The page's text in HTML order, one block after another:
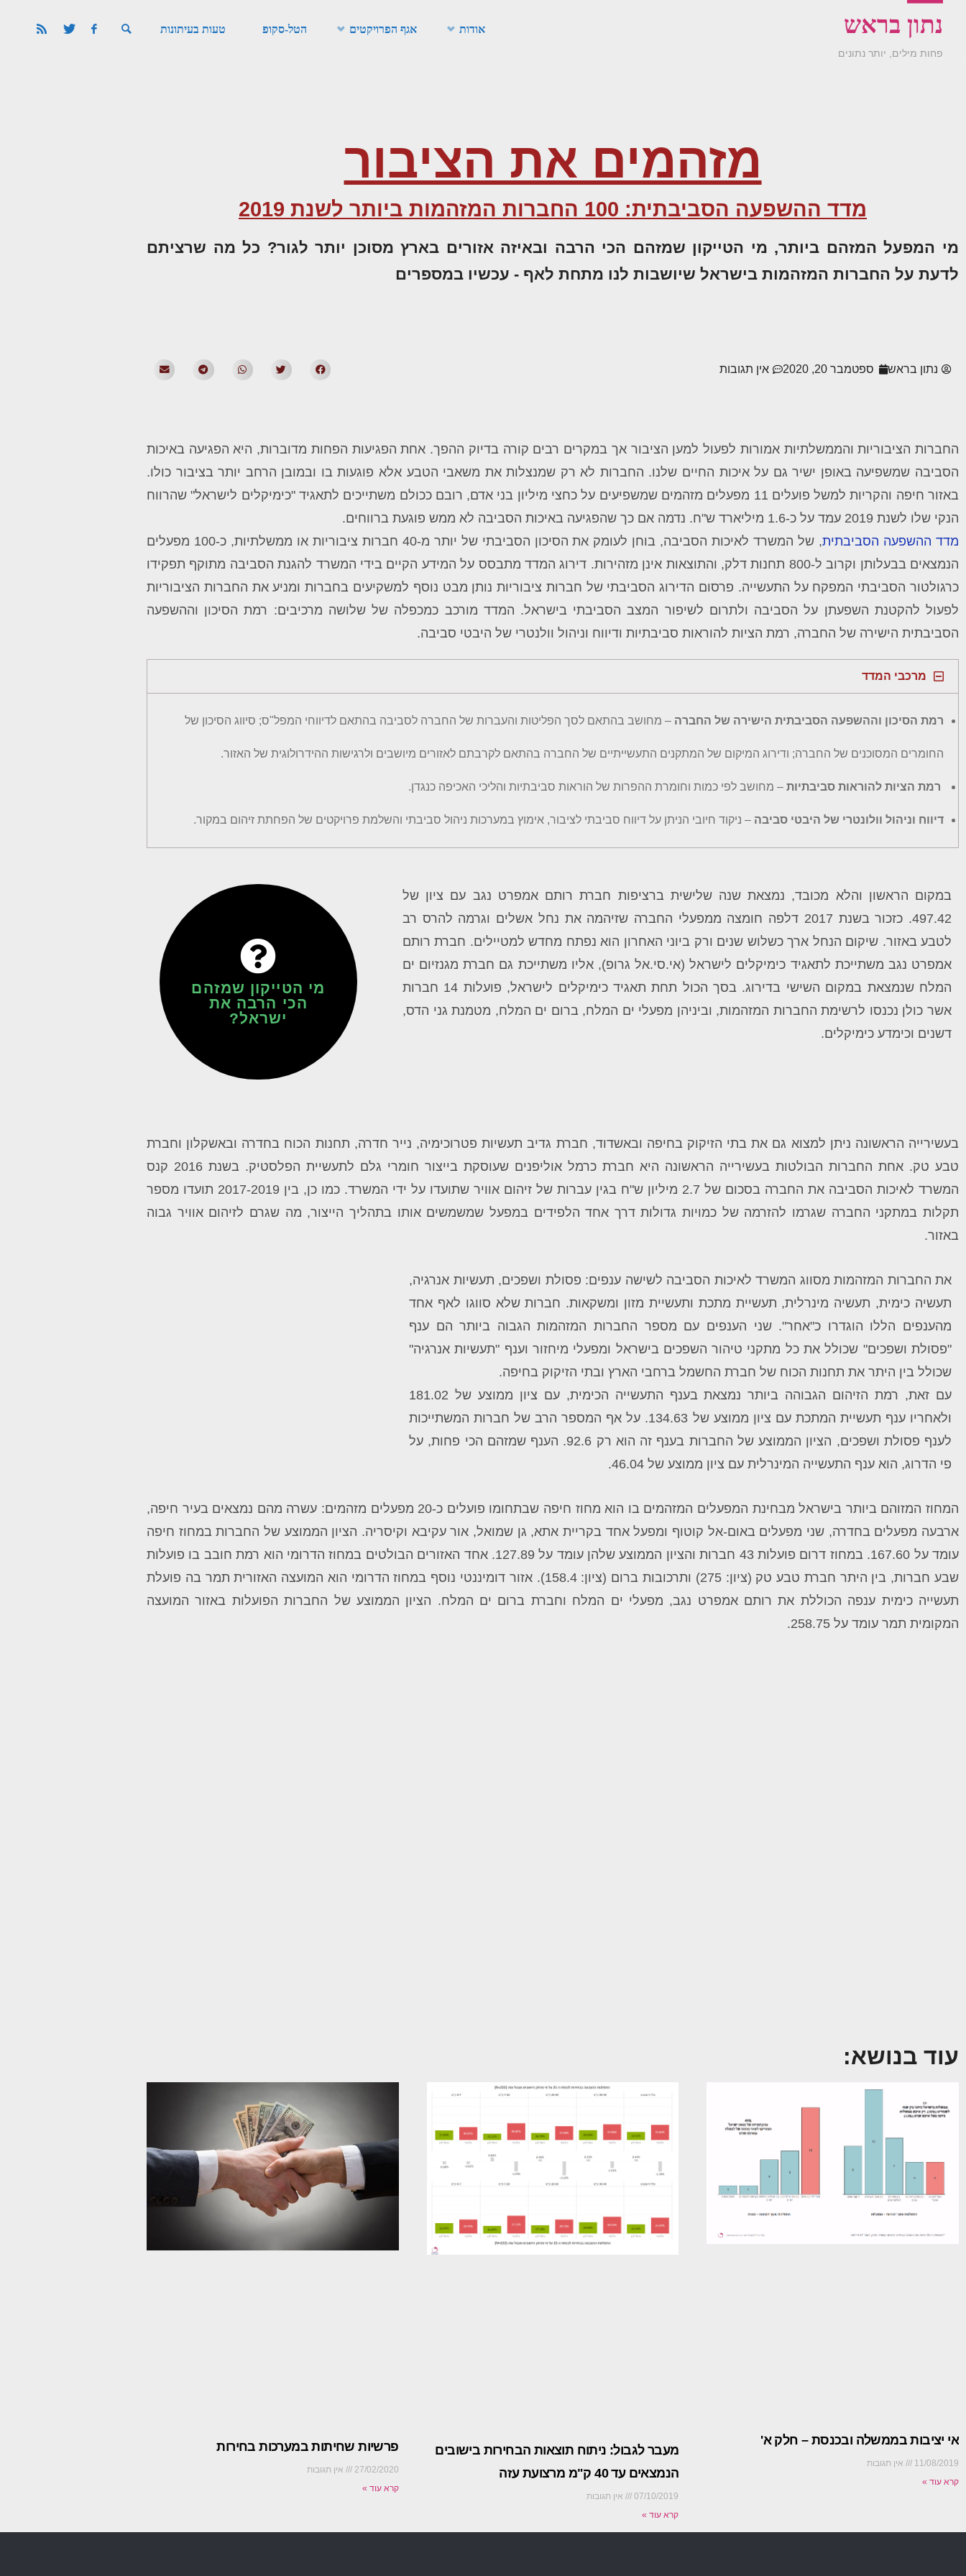
נתון בראש
פחות מילים, יותר נתונים
אודות אגף הפרויקטים הטל-סקופ טעות בעיתונות
מזהמים את הציבור
מדד ההשפעה הסביבתית: 100 החברות המזהמות ביותר לשנת 2019
מי המפעל המזהם ביותר, מי הטייקון שמזהם הכי הרבה ובאיזה אזורים בארץ מסוכן יותר לגור? כל מה שרציתם
לדעת על החברות המזהמות בישראל שיושבות לנו מתחת לאף - עכשיו במספרים
נתון בראש ספטמבר 20, 2020 אין תגובות
החברות הציבוריות והממשלתיות אמורות לפעול למען הציבור אך במקרים רבים קורה בדיוק ההפך. אחת הפגיעות הפחות מדוברות, היא הפגיעה באיכות
הסביבה שמשפיעה באופן ישיר גם על איכות החיים שלנו. החברות לא רק שמנצלות את משאבי הטבע אלא פוגעות בו ובמובן הרחב יותר בציבור כולו.
באזור חיפה והקריות למשל פועלים 11 מפעלים מזהמים שמשפיעים על כחצי מיליון בני אדם, רובם ככולם משתייכים לתאגיד "כימיקלים לישראל" ש
הרווח
הנקי שלו לשנת 2019 עמד על כ-1.6 מיליארד ש"ח. נדמה אם כך שהפגיעה באיכות הסביבה לא ממש פוגעת ברווחים.
מדד ההשפעה הסביבתית
, של המשרד לאיכות הסביבה, בוחן לעומק את הסיכון הסביבתי של יותר מ-40 חברות ציבוריות או ממשלתיות, כ-100 מפעלים
הנמצאים בבעלותן וקרוב ל-800 תחנות דלק, והתוצאות אינן מזהירות.
דירוג המדד מתבסס על המידע הקיים בידי המשרד להגנת הסביבה מתוקף תפקידו
כרגולטור הסביבתי המפקח על התעשייה. פרסום הדירוג הסביבתי של חברות ציבוריות נותן מבט נוסף למשקיעים בחברות ומניע את החברות הציבוריות
לפעול להקטנת השפעתן על הסביבה ולתרום לשיפור המצב הסביבתי בישראל. המדד מורכב כמכפלה של שלושה מרכיבים: רמת הסיכון וההשפעה
הסביבתית הישירה של החברה, רמת הציות להוראות סביבתיות ודיווח וניהול וולנטרי של היבטי סביבה.
מרכבי המדד
רמת הסיכון וההשפעה הסביבתית הישירה של החברה – מחושב בהתאם לסך הפליטות והעברות של החברה לסביבה בהתאם לדיווחי המפל"ס; סיווג הסיכון של
החומרים המסוכנים של החברה; ודירוג המיקום של המתקנים התעשייתיים של החברה בהתאם לקרבתם לאזורים מיושבים ולרגישות ההידרולוגית של האזור.
רמת הציות להוראות סביבתיות – מחושב לפי כמות וחומרת ההפרות של הוראות סביבתיות והליכי האכיפה כנגדן.
דיווח וניהול וולונטרי של היבטי סביבה – ניקוד חיובי הניתן על דיווח סביבתי לציבור, אימוץ במערכות ניהול סביבתי והשלמת פרויקטים של הפחתת זיהום במקור.
במקום הראשון והלא מכובד, נמצאת שנה שלישית ברציפות חברת רותם אמפרט נגב עם ציון של
497.42. כזכור בשנת 2017 דלפה חומצה ממפעלי החברה שזיהמה את נחל אשלים וגרמה להרס רב
לטבע באזור. שיקום הנחל ארך כשלוש שנים ורק ביוני האחרון הוא נפתח מחדש למטיילים. חברת רותם
אמפרט נגב משתייכת לתאגיד כימיקלים לישראל (אי.סי.אל גרופ), אליו משתייכת גם חברת מגנזיום ים
המלח שנמצאת במקום השישי בדירוג. בסך הכול תחת תאגיד כימיקלים לישראל, פועלות 14 חברות
אשר כולן נכנסו לרשימת החברות המזהמות, וביניהן מפעלי ים המלח, ברום ים המלח, מטמנת גני הדס,
דשנים וכימדע כימיקלים.
מי הטייקון שמזהם
הכי הרבה את
ישראל?
עידן עופר
שולט ב-21 חברות מזהמות תחת
בעשירייה הראשונה ניתן למצוא גם את בתי הזיקוק בחיפה ובאשדוד, חברת גדיב תעשיות פטרוכימיה, נייר חדרה, תחנות הכוח בחדרה ובאשקלון וחברת
טבע טק. אחת החברות הבולטות בעשירייה הראשונה היא חברת כרמל אוליפנים שעוסקת בייצור חומרי גלם לתעשיית הפלסטיק. בשנת 2016 קנס
המשרד לאיכות הסביבה את החברה בסכום של 2.7 מיליון ש"ח בגין עברות של זיהום אוויר שתועדו על ידי המשרד. כמו כן, בין 2017-2019 תועדו מספר
תקלות במתקני החברה שגרמו להזרמה של כמויות גדולות דרך אחד הלפידים במפעל שמשמשים אותו בתהליך הייצור, מה שגרם לזיהום אוויר גבוה
באזור.
את החברות המזהמות מסווג המשרד לאיכות הסביבה לשישה ענפים: פסולת ושפכים, תעשיות אנרגיה,
תעשיה כימית, תעשיה מינרלית, תעשיית מתכת ותעשיית מזון ומשקאות. חברות שלא סווגו לאף אחד
מהענפים הללו הוגדרו כ"אחר". שני הענפים עם מספר החברות המזהמות הגבוה ביותר הם ענף
"פסולת ושפכים" שכולל את כל מתקני טיהור השפכים בישראל ומפעלי מיחזור וענף "תעשיות אנרגיה"
שכולל בין היתר את תחנות הכוח של חברת החשמל ברחבי הארץ ובתי הזיקוק בחיפה.
עם זאת, רמת הזיהום הגבוהה ביותר נמצאת בענף התעשייה הכימית, עם ציון ממוצע של 181.02
ולאחריו ענף תעשיית המתכת עם ציון ממוצע של 134.63. על אף המספר הרב של חברות המשתייכות
לענף פסולת ושפכים, הציון הממוצע של החברות בענף זה הוא רק 92.6. הענף שמזהם הכי פחות, על
פי הדרוג, הוא ענף התעשייה המינרלית עם ציון ממוצע של 46.04.
המחוז המזוהם ביותר בישראל מבחינת המפעלים המזהמים בו הוא מחוז חיפה שבתחומו פועלים כ-20 מפעלים מזהמים: עשרה מהם נמצאים בעיר חיפה,
ארבעה מפעלים בחדרה, שני מפעלים באום-אל קוטוף ומפעל אחד בקריית אתא, גן שמואל, אור עקיבא וקיסריה. הציון הממוצע של החברות במחוז חיפה
עומד על 167.60. במחוז דרום פועלות 43 חברות והציון הממוצע שלהן עומד על 127.89. אחד האזורים הבולטים במחוז הדרומי הוא רמת חובב בו פועלות
שבע חברות, בין היתר חברת טבע טק (ציון: 275) ותרכובות ברום (ציון: 158.4). אזור דומיננטי נוסף במחוז הדרומי הוא המועצה האזורית תמר בה פועלת
תעשייה כימית ענפה הכוללת את רותם אמפרט נגב, מפעלי ים המלח וחברת ברום ים המלח. הציון הממוצע של החברות הפועלות באזור המועצה
המקומית תמר עומד על 258.75.
עוד בנושא:
אי יציבות בממשלה ובכנסת – חלק א'
11/08/2019
אין תגובות
קרא עוד »
מעבר לגבול: ניתוח תוצאות הבחירות בישובים
הנמצאים עד 40 ק"מ מרצועת עזה
07/10/2019
אין תגובות
קרא עוד »
פרשיות שחיתות במערכות בחירות
27/02/2020
אין תגובות
קרא עוד »